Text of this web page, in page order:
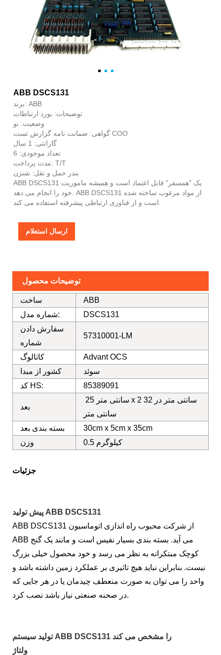
ABB DSCS131
برند: ABB
توضیحات: بورد ارتباطات
وضعیت: نو
گواهی: ضمانت نامه گزارش تست COO
گارانتی: 1 سال
تعداد موجودی: 6
مدت پرداخت: T/T
بندر حمل و نقل: شنژن
ABB DSCS131 یک "همسفر" قابل اعتماد است و همیشه ماموریت
خود را انجام می دهد. ABB DSCS131 از مواد مرغوب ساخته شده
ارسال استعلام
توضیحات محصول
ساخت
ABB
شماره مدل:
DSCS131
سفارش دادن
شماره
57310001-LM
کاتالوگ
Advant OCS
کشور از مبدا
سوئد
کد HS:
85389091
بعد
25 سانتی متر x 2 سانتی متر در 32
سانتی متر
بسته بندی بعد
30cm x 5cm x 35cm
وزن
0.5 کیلوگرم
جزئیات
پیش تولید ABB DSCS131
ABB DSCS131 از شرکت محبوب راه اندازی اتوماسیون
ABB می آید. بسته بندی بسیار نفیس است و مانند یک گنج
کوچک مبتکرانه به نظر می رسد و خود محصول خیلی بزرگ
نیست. بنابراین نباید هیچ تاثیری بر عملکرد زمین داشته باشد و
واحد را می توان به صورت منعطف چیدمان یا در هر جایی که
در صحنه صنعتی نیاز باشد نصب کرد.
ولتاژ